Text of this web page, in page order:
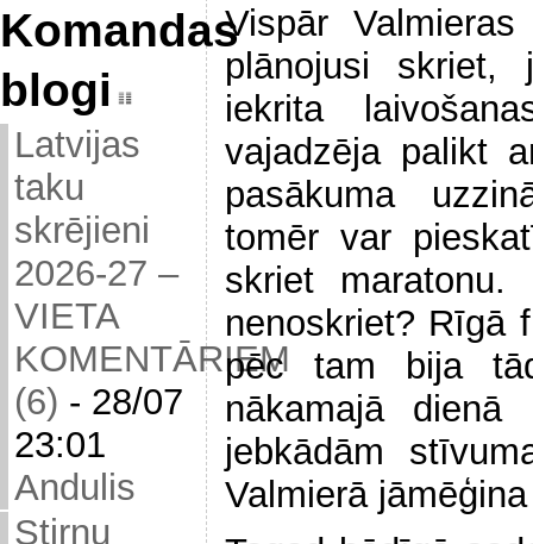
Komandas
blogi
Latvijas
taku
skrējieni
2026-27 –
VIETA
KOMENTĀRIEM
(6) - 28/07
23:01
Andulis
Stirnu
Vispār
plānojusi skriet,
iekrita
vajadzēja palikt
pasākuma
tomēr var
skriet
nenoskriet? Rīgā
pēc tam bija
nākamajā
jebkādām
Valmierā